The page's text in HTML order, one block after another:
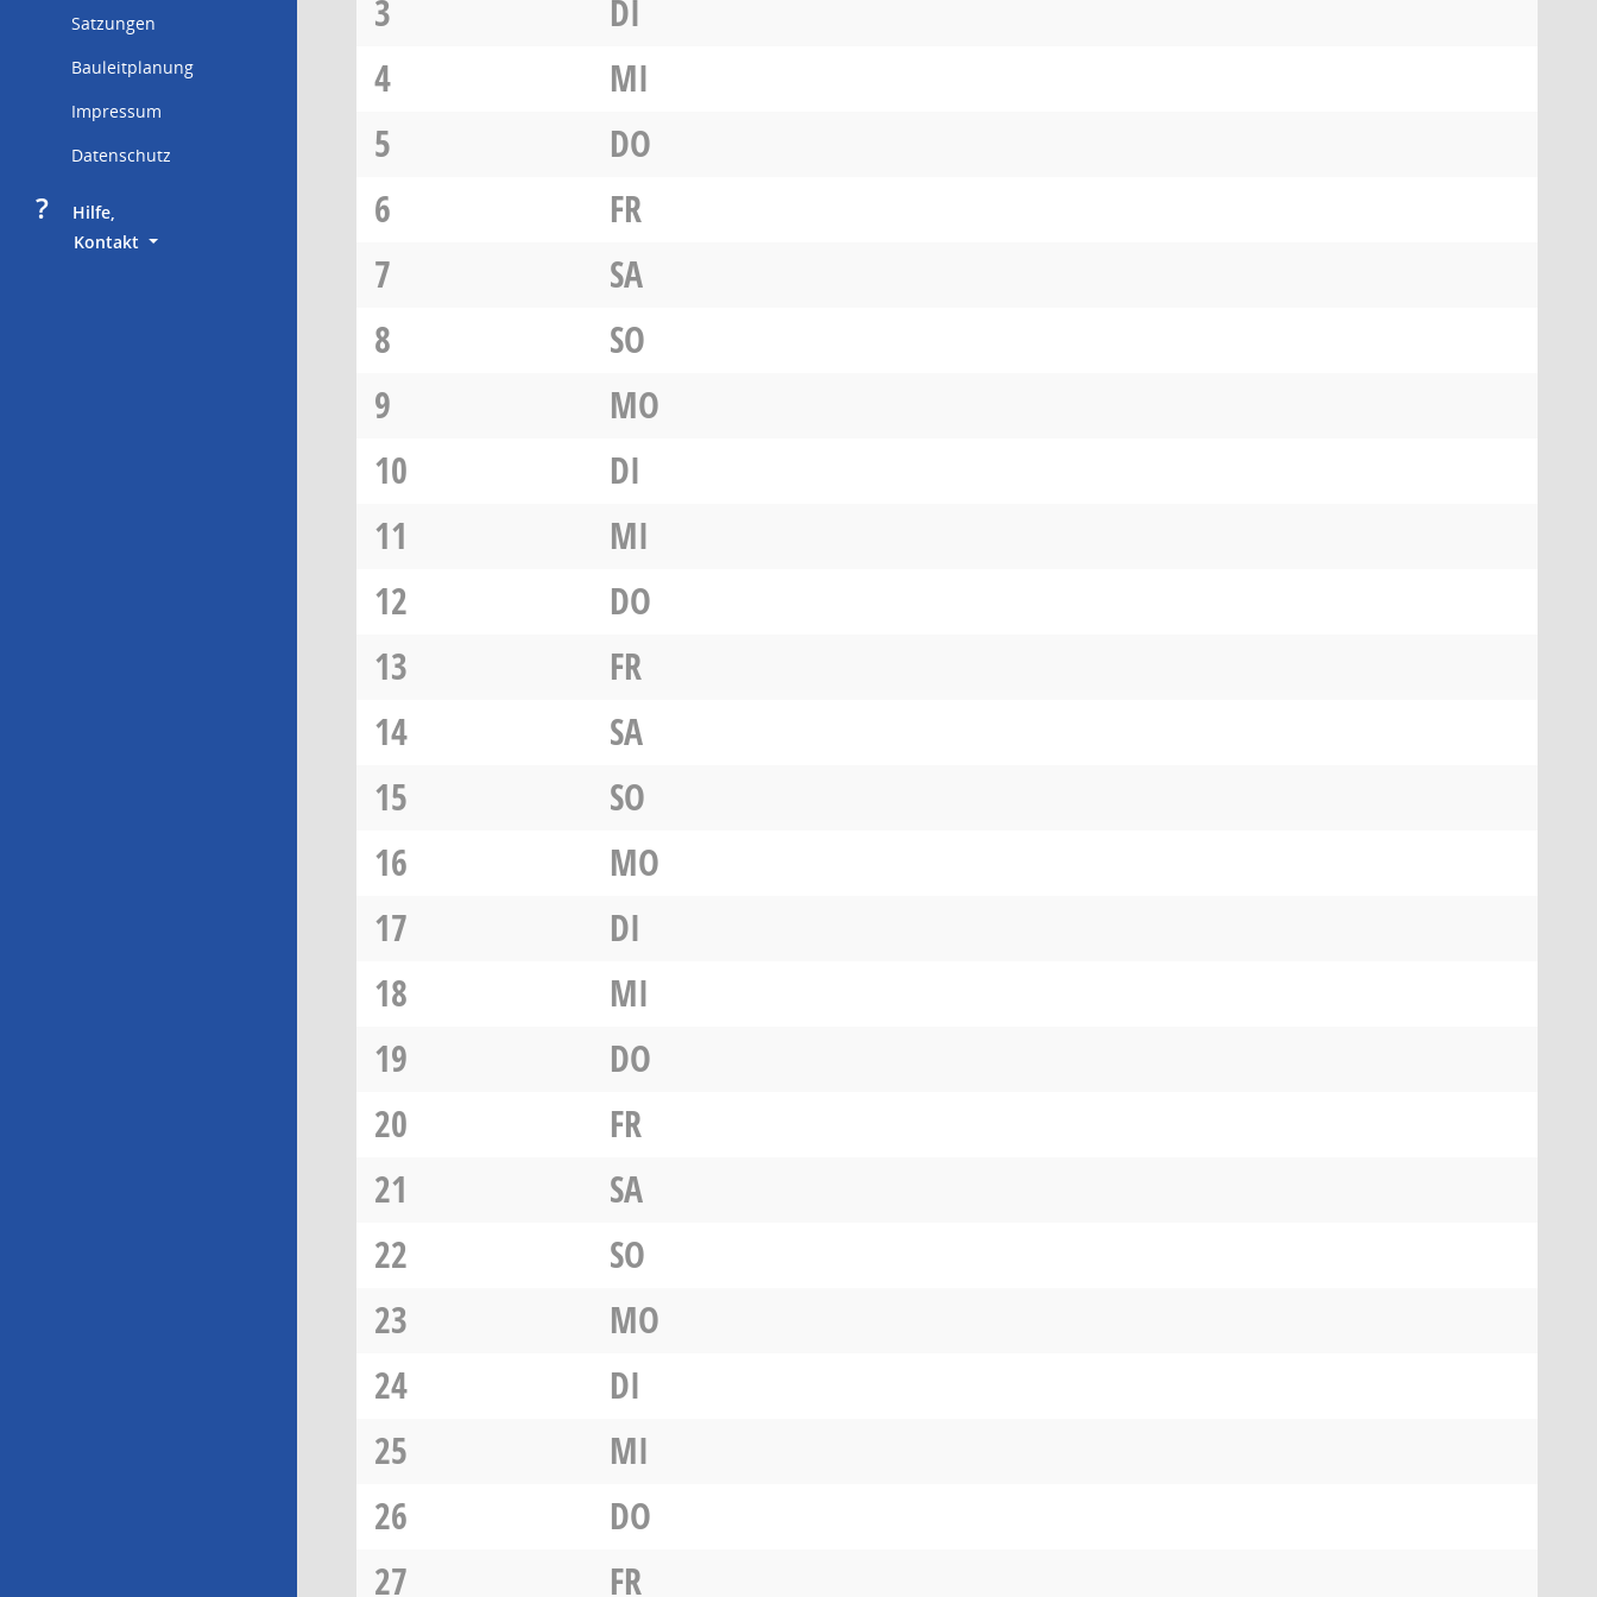
Satzungen
Bauleitplanung
Impressum
Datenschutz
?
     Hilfe,
Kontakt
3
DI
4
MI
5
DO
6
FR
7
SA
8
SO
9
MO
10
DI
11
MI
12
DO
13
FR
14
SA
15
SO
16
MO
17
DI
18
MI
19
DO
20
FR
21
SA
22
SO
23
MO
24
DI
25
MI
26
DO
27
FR